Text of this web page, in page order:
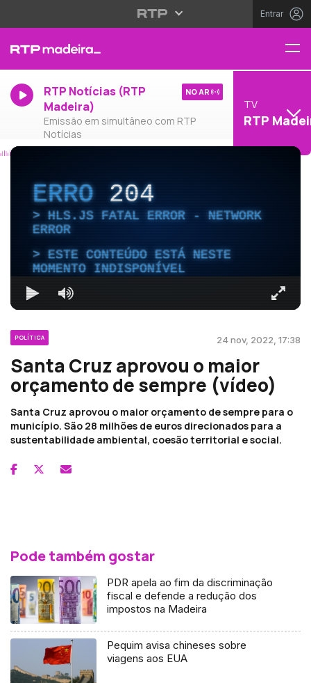
Entrar
RTP Notícias (RTP
Madeira)
Emissão em simultâneo com RTP
Notícias
NO AR
TV
RTP
ERRO204
HLS.JS FATAL ERROR - NETWORK
ERROR
ESTE CONTEÚDO ESTÁ NESTE
MOMENTO INDISPONÍVEL
POLÍTICA 24 nov, 2022, 17:38
Santa Cruz aprovou o maior
orçamento de sempre (vídeo)
Santa Cruz aprovou o maior orçamento de sempre para o
município. São 28 milhões de euros direcionados para a
sustentabilidade ambiental, coesão territorial e social.
Pode também gostar
PDR apela ao fim da discriminação
fiscal e defende a redução dos
impostos na Madeira
Pequim avisa chineses sobre
viagens aos EUA